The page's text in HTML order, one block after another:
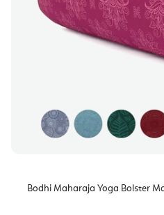
Bodhi Maharaja Yoga Bolster